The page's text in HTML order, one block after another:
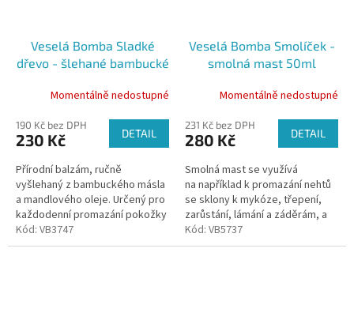
Veselá Bomba Sladké
dřevo - šlehané bambucké
santalovým dřevem 100
Momentálně nedostupné
190 Kč bez DPH
230 Kč DETAIL
Přírodní balzám, ručně
vyšlehaný z bambuckého másla
a mandlového oleje. Určený pro
každodenní promazání pokožky
Kód: VB3747
Veselá Bomba Smolíček -
smolná mast 50ml
Momentálně nedostupné
231 Kč bez DPH
280 Kč DETAIL
Smolná mast se využívá
na například k promazání nehtů
se sklony k mykóze, třepení,
zarůstání, lámání a záděrám, a
další.
Kód: VB5737